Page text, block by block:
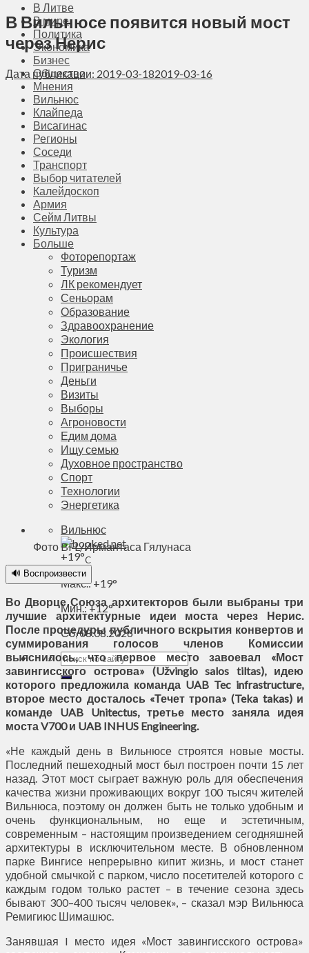
В Литве
В мире
Политика
Экономика
Бизнес
Общество
Мнения
Вильнюс
Клайпеда
Висагинас
Регионы
Соседи
Транспорт
Выбор читателей
Калейдоскоп
Армия
Сейм Литвы
Культура
Больше
Фоторепортаж
Туризм
ЛК рекомендует
Сеньорам
Образование
Здравоохранение
Экология
Происшествия
Приграничье
Деньги
Визиты
Выборы
Агроновости
Едим дома
Ищу семью
Духовное пространство
Спорт
Технологии
Энергетика
Вильнюс
+19°C
Макс.:+19°
Мин.:+12°
Сб, 08.08.2026
В Вильнюсе появится новый мост
через Нерис
Дата публикации: 2019-03-182019-03-16
Фото BFL/Ирмантаса Гялунаса
🔊 Воспроизвести
Во Дворце Союза архитекторов были выбраны три
лучшие архитектурные идеи моста через Нерис.
После процедуры публичного вскрытия конвертов и
суммирования голосов членов Комиссии
выяснилось, что первое место завоевал «Мост
завингисского острова» (Užvingio salos tiltas), идею
которого предложила команда UAB Tec infrastructure,
второе место досталось «Течет тропа» (Teka takas) и
команде UAB Unitectus, третье место заняла идея
моста V700 и UAB INHUS Engineering.
«Не каждый день в Вильнюсе строятся новые мосты.
Последний пешеходный мост был построен почти 15 лет
назад. Этот мост сыграет важную роль для обеспечения
качества жизни проживающих вокруг 100 тысяч жителей
Вильнюса, поэтому он должен быть не только удобным и
очень функциональным, но еще и эстетичным,
современным – настоящим произведением сегодняшней
архитектуры в исключительном месте. В обновленном
парке Вингисе непрерывно кипит жизнь, и мост станет
удобной смычкой с парком, число посетителей которого с
каждым годом только растет – в течение сезона здесь
бывают 300–400 тысяч человек», – сказал мэр Вильнюса
Ремигиюс Шимашюс.
Занявшая I место идея «Мост завингисского острова»